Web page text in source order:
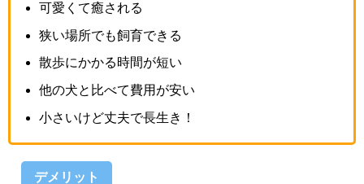
可愛くて癒される
狭い場所でも飼育できる
散歩にかかる時間が短い
他の犬と比べて費用が安い
小さいけど丈夫で長生き！
デメリット